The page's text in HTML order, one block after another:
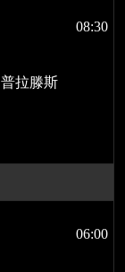
08:30
普拉滕斯
06:00